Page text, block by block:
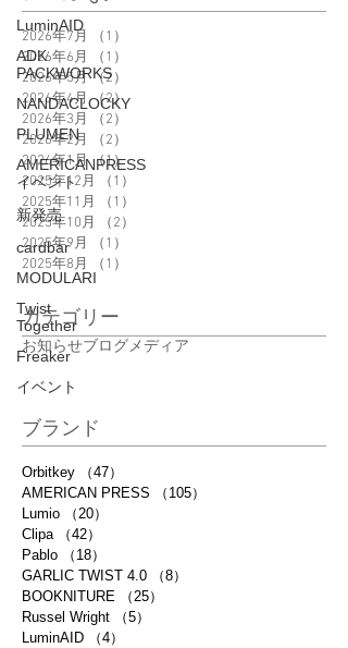
LuminAID
ADK
PACKWORKS
NANDACLOCKY
PLUMEN
AMERICANPRESS
イベント
新発売
cardbar
MODULARI
Twist
Together
Freaker
イベント
2026年7月 （1）
2026年6月
（1）
2026年5月（2）
2026年4月 （2）2件の記事
2026年3月
（2）
2026年2月
（2）
2026年1月（1）1件の記事
2025年12月
（1）
2025年11月
（1）
2025年10月
（2）
2025年9月
（1）
2025年8月
（1）
カテゴリー
お知らせブログメディア
ブランド
Orbitkey （47）
AMERICAN PRESS
（105）
Lumio
（20）
Clipa
（42）
Pablo
（18）
GARLIC TWIST 4.0
（8）
BOOKNITURE
（25）
Russel Wright
（5）
LuminAID
（4）